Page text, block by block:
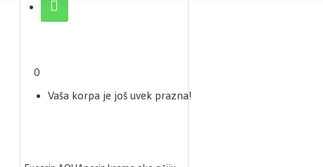
0
Vaša korpa je još uvek prazna!